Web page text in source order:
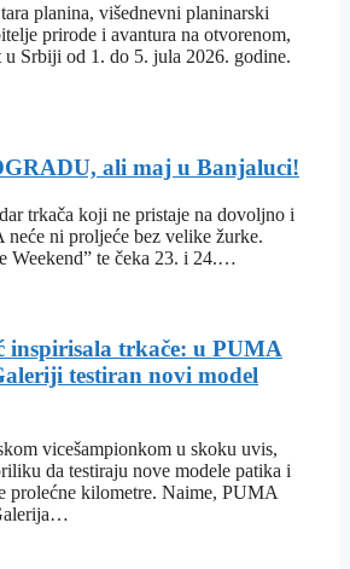
planina, višednevni planinarski
prirode i avantura na otvorenom,
u Srbiji od 1. do 5. jula 2026. godine.
ali maj u Banjaluci!
trkača koji ne pristaje na dovoljno i
ni proljeće bez velike žurke.
Weekend” te čeka 23. i 24.…
inspirisala trkače: u PUMA
testiran novi model
vicešampionkom u skoku uvis,
da testiraju nove modele patika i
prolećne kilometre. Naime, PUMA